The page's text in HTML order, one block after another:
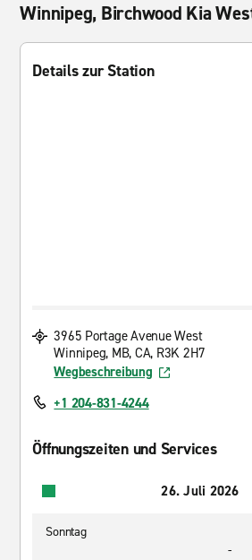
Winnipeg, Birchwood Kia
Details zur Station
3965 Portage Avenue West
Winnipeg, MB, CA, R3K 2H7
Wegbeschreibung
+1 204-831-4244
Öffnungszeiten und Services
26. Juli 2026
Sonntag
-